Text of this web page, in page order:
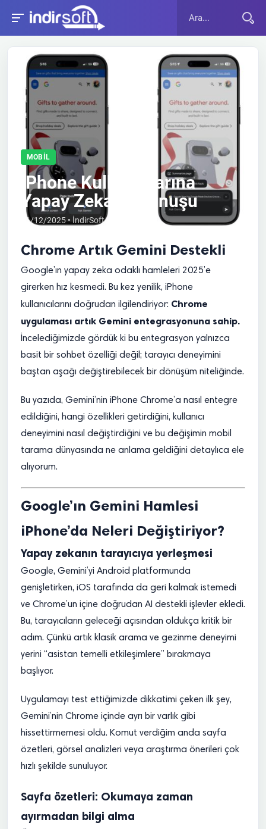
MOBIL
iPhone Kullanıcılarına
Yapay Zeka Dokunuşu
11/12/2025 • İndirSoft editörü
Chrome Artık Gemini Destekli
Google’ın yapay zeka odaklı hamleleri 2025’e
girerken hız kesmedi. Bu kez yenilik, iPhone
kullanıcılarını doğrudan ilgilendiriyor: Chrome
uygulaması artık Gemini entegrasyonuna sahip.
İncelediğimizde gördük ki bu entegrasyon yalnızca
basit bir sohbet özelliği değil; tarayıcı deneyimini
baştan aşağı değiştirebilecek bir dönüşüm niteliğinde.
Bu yazıda, Gemini’nin iPhone Chrome’a nasıl entegre
edildiğini, hangi özellikleri getirdiğini, kullanıcı
deneyimini nasıl değiştirdiğini ve bu değişimin mobil
tarama dünyasında ne anlama geldiğini detaylıca ele
alıyorum.
Google’ın Gemini Hamlesi
iPhone’da Neleri Değiştiriyor?
Yapay zekanın tarayıcıya yerleşmesi
Google, Gemini’yi Android platformunda
genişletirken, iOS tarafında da geri kalmak istemedi
ve Chrome’un içine doğrudan AI destekli işlevler ekledi.
Bu, tarayıcıların geleceği açısından oldukça kritik bir
adım. Çünkü artık klasik arama ve gezinme deneyimi
yerini “asistan temelli etkileşimlere” bırakmaya
başlıyor.
Uygulamayı test ettiğimizde dikkatimi çeken ilk şey,
Gemini’nin Chrome içinde ayrı bir varlık gibi
hissettirmemesi oldu. Komut verdiğim anda sayfa
özetleri, görsel analizleri veya araştırma önerileri çok
hızlı şekilde sunuluyor.
Sayfa özetleri: Okumaya zaman
ayırmadan bilgi alma